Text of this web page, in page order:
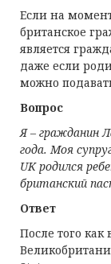
Если на
британское
является
даже если
можно
Вопрос
Я – гражданин
года. Моя
UK родился
британский
Ответ
После того